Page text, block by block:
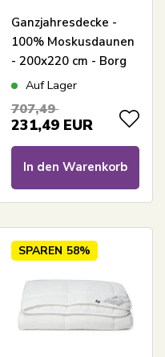
Ganzjahresdecke -
100% Moskusdaunen
- 200x220 cm - Borg
Living Decke mit
Auf Lager
707,49
231,49 EUR
In den Warenkorb
SPAREN 58%